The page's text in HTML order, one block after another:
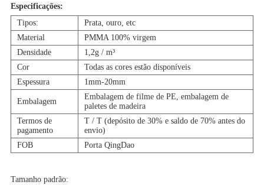
Especificações:
Tipos:
Prata, ouro, etc
Material
PMMA 100% virgem
Densidade
1,2g / m³
Cor
Todas as cores estão disponíveis
Espessura
1mm-20mm
Embalagem
Embalagem de filme de PE, embalagem de
paletes de madeira
Termos de
pagamento
T / T (depósito de 30% e saldo de 70% antes do
envio)
FOB
Porta QingDao
Tamanho padrão: